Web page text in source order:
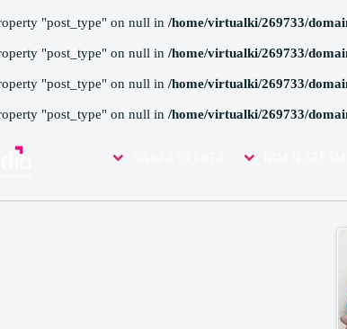
"post_type" on null in /home/virtualki/269733/
"post_type" on null in /home/virtualki/269733/
"post_type" on null in /home/virtualki/269733/
"post_type" on null in /home/virtualki/269733/
TAGGED "DECOR"